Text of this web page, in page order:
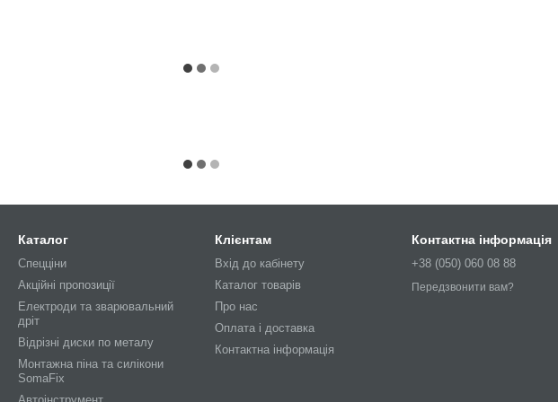
Каталог
Спецціни
Акційні пропозиції
Електроди та зварювальний
дріт
Відрізні диски по металу
Монтажна піна та силікони
SomaFix
Клієнтам
Вхід до кабінету
Каталог товарів
Про нас
Оплата і доставка
Контактна інформація
Контактна інформація
+38 (050) 060 08 88
Передзвонити вам?